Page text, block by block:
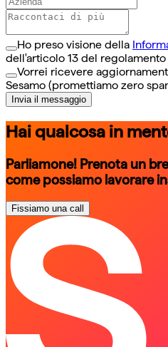
Ho preso visione della
dell'articolo 13 del
Vorrei ricevere
Sesamo (promettiamo zero
Invia il messaggio
Hai qualcosa in
Parliamone! Prenota un
come possiamo lavorare
Fissiamo una call
schedule
schedule a call